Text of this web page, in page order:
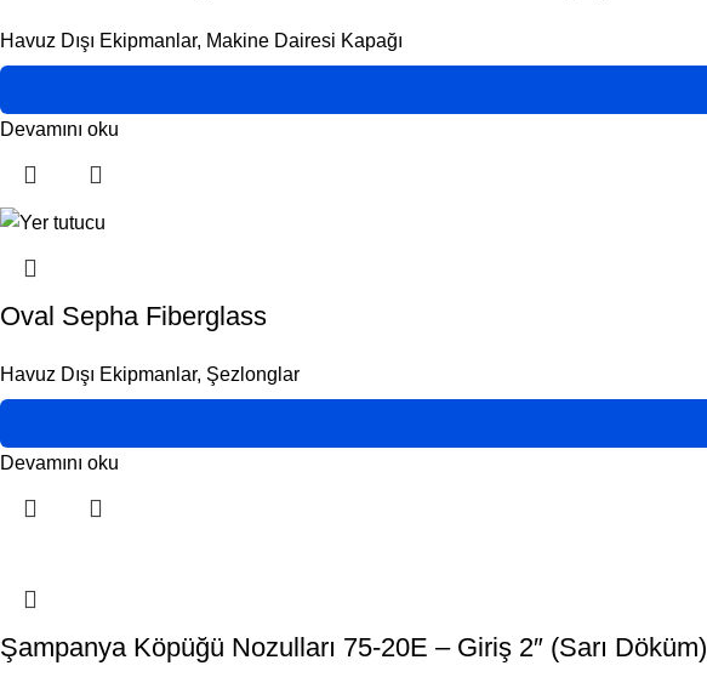
Havuz Dışı Ekipmanlar, Makine Dairesi Kapağı
Devamını oku
Oval Sepha Fiberglass
Havuz Dışı Ekipmanlar, Şezlonglar
Devamını oku
Şampanya Köpüğü Nozulları 75-20E – Giriş 2″ (Sarı Döküm)